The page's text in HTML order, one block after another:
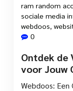
ram random
sociale media
webdoos,
0
Ontdek de
voor Jouw
Webdoos: